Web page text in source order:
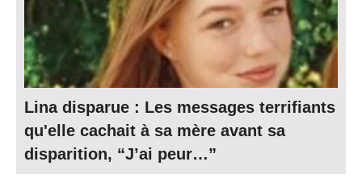
Lina disparue : Les messages terrifiants
qu'elle cachait à sa mère avant sa
disparition, “J’ai peur…”